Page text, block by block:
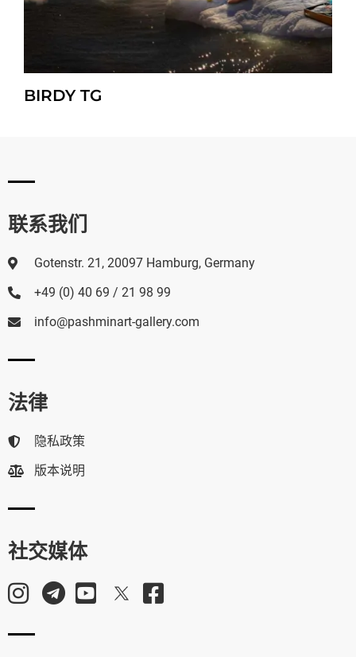
BIRDY TG
联系我们
Gotenstr. 21, 20097 Hamburg, Germany
+49 (0) 40 69 / 21 98 99
info@pashminart-gallery.com
法律
隐私政策
版本说明
社交媒体